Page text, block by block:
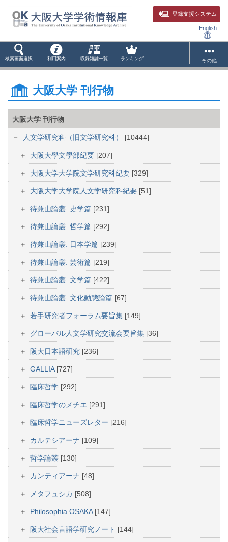
登録支援システム
English
検索画面選択 利用案内 収録雑誌一覧 ランキング その他
大阪大学 刊行物
大阪大学 刊行物
人文学研究科（旧文学研究科） [10444]
大阪大學文學部紀要 [207]
大阪大学大学院文学研究科紀要 [329]
大阪大学大学院人文学研究科紀要 [51]
待兼山論叢. 史学篇 [231]
待兼山論叢. 哲学篇 [292]
待兼山論叢. 日本学篇 [239]
待兼山論叢. 芸術篇 [219]
待兼山論叢. 文学篇 [422]
待兼山論叢. 文化動態論篇 [67]
若手研究者フォーラム要旨集 [149]
グローバル人文学研究交流会要旨集 [36]
阪大日本語研究 [236]
GALLIA [727]
臨床哲学 [292]
臨床哲学のメチエ [291]
臨床哲学ニューズレター [216]
カルテシアーナ [109]
哲学論叢 [130]
カンティアーナ [48]
メタフュシカ [508]
Philosophia OSAKA [147]
阪大社会言語学研究ノート [144]